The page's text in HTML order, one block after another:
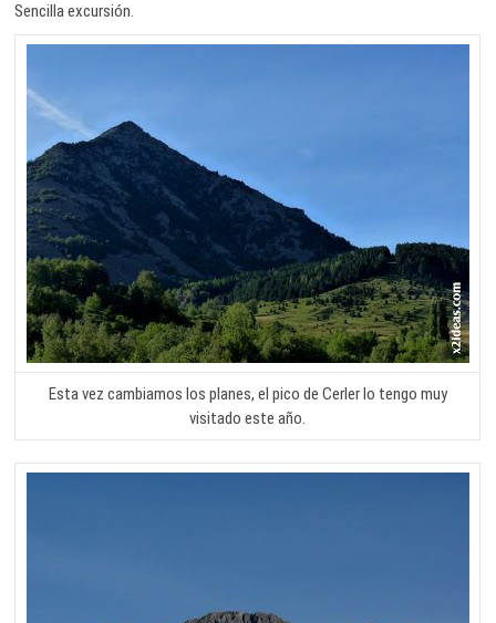
Sencilla excursión.
Esta vez cambiamos los planes, el pico de Cerler lo tengo muy
visitado este año.